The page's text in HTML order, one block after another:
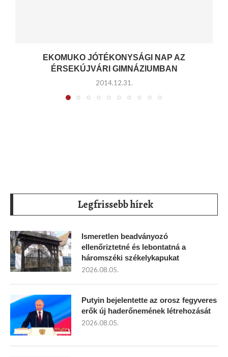
EKOMUKO JÓTÉKONYSÁGI NAP AZ
ÉRSEKÚJVÁRI GIMNÁZIUMBAN
2014.12.31.
Legfrissebb hírek
Ismeretlen beadványozó
ellenőriztetné és lebontatná a
háromszéki székelykapukat
2026.08.05.
Putyin bejelentette az orosz fegyveres
erők új haderőnemének létrehozását
2026.08.05.